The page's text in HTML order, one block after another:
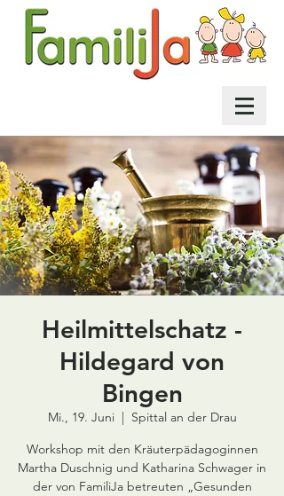
Heilmittelschatz -
Hildegard von
Bingen
Mi., 19. Juni
  |
Spittal an der Drau
Workshop mit den Kräuterpädagoginnen
Martha Duschnig und Katharina Schwager in
der von FamiliJa betreuten „Gesunden